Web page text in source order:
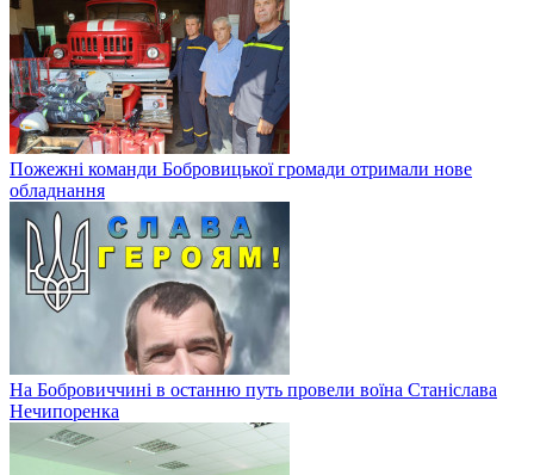
Пожежні команди Бобровицької громади отримали нове
обладнання
На Бобровиччині в останню путь провели воїна Станіслава
Нечипоренка